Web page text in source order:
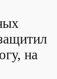
на